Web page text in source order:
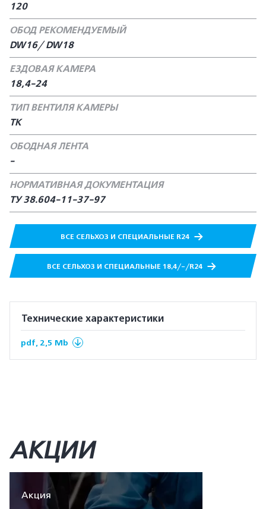
120
ОБОД РЕКОМЕНДУЕМЫЙ
DW16/ DW18
ЕЗДОВАЯ КАМЕРА
18,4-24
ТИП ВЕНТИЛЯ КАМЕРЫ
ТК
ОБОДНАЯ ЛЕНТА
-
НОРМАТИВНАЯ ДОКУМЕНТАЦИЯ
ТУ 38.604-11-37-97
ВСЕ СЕЛЬХОЗ И СПЕЦИАЛЬНЫЕ R24
ВСЕ СЕЛЬХОЗ И СПЕЦИАЛЬНЫЕ 18,4/-/R24
Технические характеристики
pdf, 2,5 Mb
АКЦИИ
Акция